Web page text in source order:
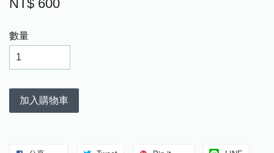
NT$ 600
數量
加入購物車